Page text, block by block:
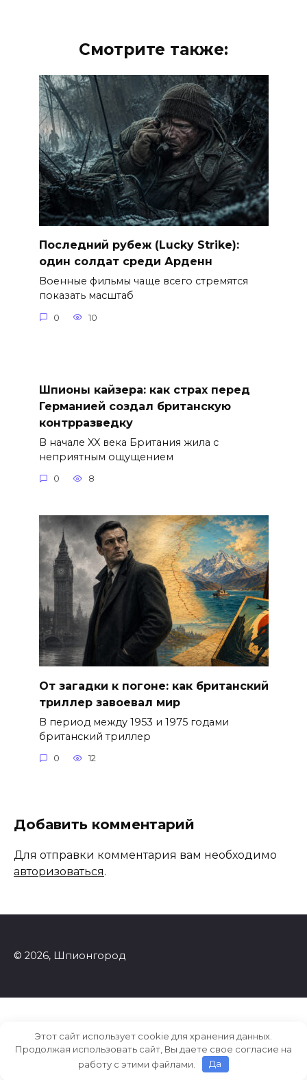
Смотрите также:
Последний рубеж (Lucky Strike):
один солдат среди Арденн
Военные фильмы чаще всего стремятся
показать масштаб
0 10
Шпионы кайзера: как страх перед
Германией создал британскую
контрразведку
В начале XX века Британия жила с
неприятным ощущением
0 8
От загадки к погоне: как британский
триллер завоевал мир
В период между 1953 и 1975 годами
британский триллер
0 12
Добавить комментарий
Для отправки комментария вам необходимо
авторизоваться.
© 2026, Шпионгород
Этот сайт использует cookie для хранения данных.
Продолжая использовать сайт, Вы даете свое согласие на
работу с этими файлами.
Да